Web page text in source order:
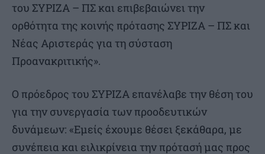
του ΣΥΡΙΖΑ – ΠΣ και επιβεβαιώνει την
ορθότητα της κοινής πρότασης ΣΥΡΙΖΑ – ΠΣ και
Νέας Αριστεράς για τη σύσταση
Προανακριτικής».
Ο πρόεδρος του ΣΥΡΙΖΑ επανέλαβε την θέση του
για την συνεργασία των προοδευτικών
δυνάμεων: «Εμείς έχουμε θέσει ξεκάθαρα, με
συνέπεια και ειλικρίνεια την πρότασή μας προς